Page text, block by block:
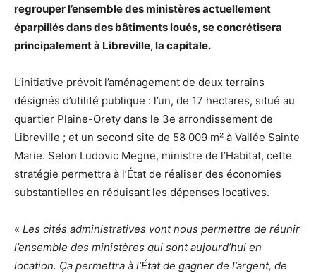
regrouper l’ensemble des ministères actuellement
éparpillés dans des bâtiments loués, se concrétisera
principalement à Libreville, la capitale.
L’initiative prévoit l’aménagement de deux terrains
désignés d’utilité publique : l’un, de 17 hectares, situé au
quartier Plaine-Orety dans le 3e arrondissement de
Libreville ; et un second site de 58 009 m² à Vallée Sainte
Marie. Selon Ludovic Megne, ministre de l’Habitat, cette
stratégie permettra à l’État de réaliser des économies
substantielles en réduisant les dépenses locatives.
« Les cités administratives vont nous permettre de réunir
l’ensemble des ministères qui sont aujourd’hui en
location. Ça permettra à l’État de gagner de l’argent, de